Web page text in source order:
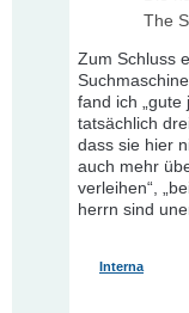
The
Zum Schluss
fand ich „gute
tatsächlich
dass sie hier
auch mehr
verleihen“,
herrn sind
Interna